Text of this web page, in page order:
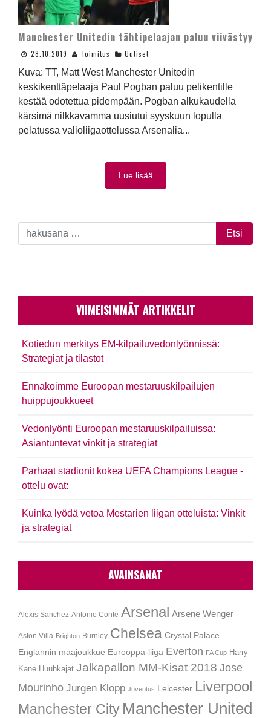
Manchester Unitedin tähtipelaajan paluu viivästyy
28.10.2019 Toimitus Uutiset
Kuva: TT, Matt West Manchester Unitedin
keskikenttäpelaaja Paul Pogban paluu pelikentille
kestää odotettua pidempään. Pogban alkukaudella
kärsimä nilkkavamma uusiutui syyskuun lopulla
pelatussa valioliigaottelussa Arsenalia...
Lue lisää
VIIMEISIMMÄT ARTIKKELIT
Kotiedun merkitys EM-kilpailuvedonlyönnissä:
Strategiat ja tilastot
Ennakoimme Euroopan mestaruuskilpailujen
huippujoukkueet
Vedonlyönti Euroopan mestaruuskilpailuissa:
Asiantuntevat vinkit ja strategiat
Parhaat stadionit kokea UEFA Champions League -
ottelu ovat:
Kuinka lyödä vetoa Mestarien liigan otteluista: Vinkit
ja strategiat
AVAINSANAT
Alexis Sanchez Antonio Conte Arsenal Arsene Wenger
Aston Villa Brighton Burnley Chelsea Crystal Palace
Englannin maajoukkue Eurooppa-liiga Everton FA Cup Harry
Kane Huuhkajat Jalkapallon MM-Kisat 2018 Jose
Mourinho Jurgen Klopp Juventus Leicester Liverpool
Manchester City Manchester United